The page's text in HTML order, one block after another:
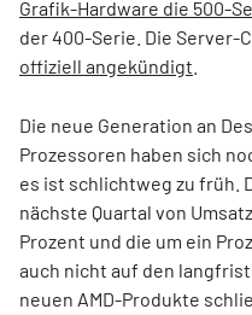
Grafik-Hardware die 500-
der 400-Serie. Die Server-
offiziell angekündigt
Die neue Generation an
Prozessoren haben sich
es ist schlichtweg zu früh.
nächste Quartal von
Prozent und die um ein
auch nicht auf den
neuen AMD-Produkte